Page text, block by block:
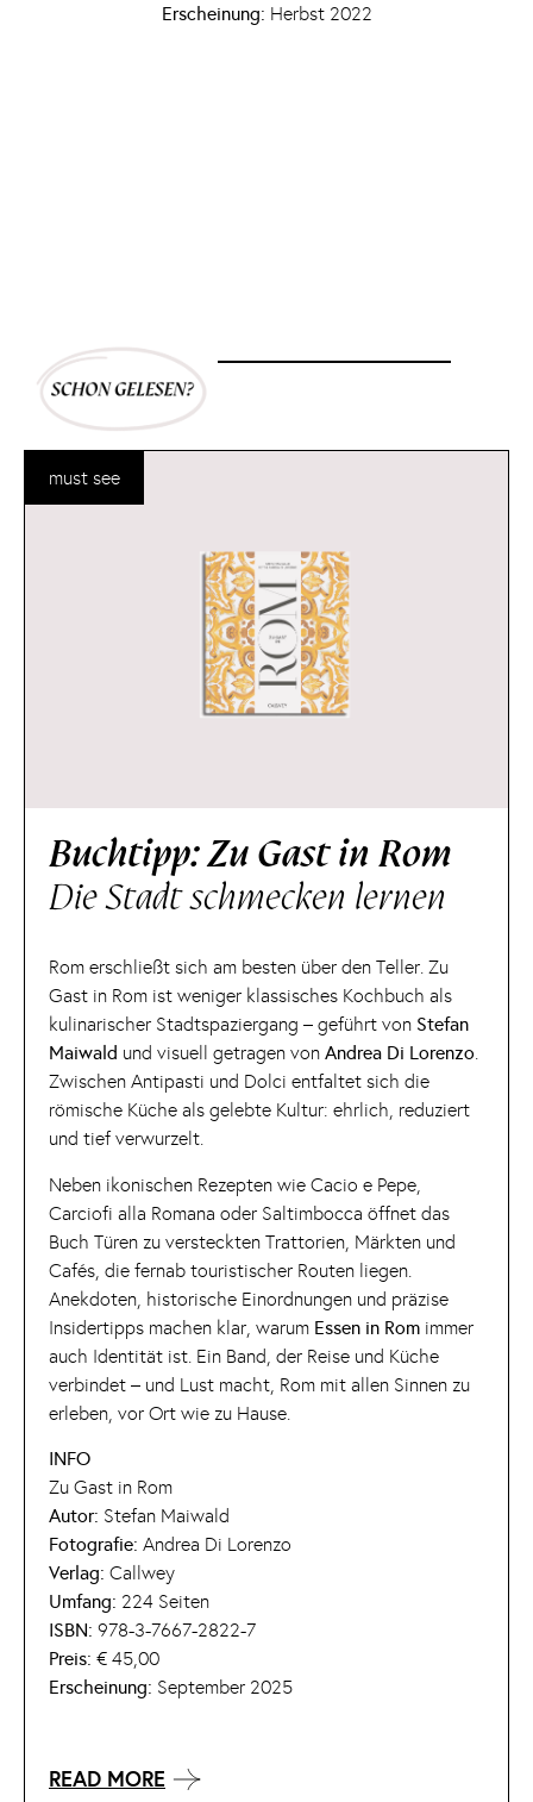
Erscheinung: Herbst 2022
Buchtipp: Zu Gast in Rom
Die Stadt schmecken lernen
Rom erschließt sich am besten über den Teller. Zu
Gast in Rom ist weniger klassisches Kochbuch als
kulinarischer Stadtspaziergang – geführt von Stefan
Maiwald und visuell getragen von Andrea Di Lorenzo.
Zwischen Antipasti und Dolci entfaltet sich die
römische Küche als gelebte Kultur: ehrlich, reduziert
und tief verwurzelt.
Neben ikonischen Rezepten wie Cacio e Pepe,
Carciofi alla Romana oder Saltimbocca öffnet das
Buch Türen zu versteckten Trattorien, Märkten und
Cafés, die fernab touristischer Routen liegen.
Anekdoten, historische Einordnungen und präzise
Insidertipps machen klar, warum Essen in Rom immer
auch Identität ist. Ein Band, der Reise und Küche
verbindet – und Lust macht, Rom mit allen Sinnen zu
erleben, vor Ort wie zu Hause.
INFO
Zu Gast in Rom
Autor: Stefan Maiwald
Fotografie: Andrea Di Lorenzo
Verlag: Callwey
Umfang: 224 Seiten
ISBN: 978-3-7667-2822-7
Preis: € 45,00
Erscheinung: September 2025
READ MORE
must see